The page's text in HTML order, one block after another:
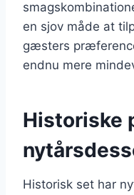
en sjov måde at
gæsters
endnu mere
Historiske
Historisk set har